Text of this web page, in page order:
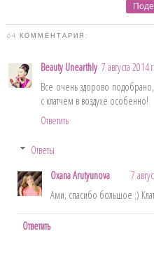
64 КОММЕНТАРИЯ:
Beauty Unearthly 7 августа 2014
Все очень здорово
с клатчем в воздухе особенно!
Ответить
Ответы
Oxana Arutyunova
7
Ами, спасибо большое ;)
Ответить